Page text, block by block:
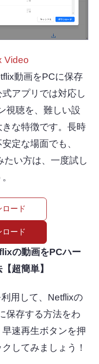
Video
動画をPCに保存
アプリでは対応し
視聴を、難しい設
な特徴です。長時
定な場面でも、
い方は、一度試し
ロード
ロード
の動画をPCハー
超簡単】
用して、Netflixの
保存する方法をわ
速再生ボタンを押
してみましょう！